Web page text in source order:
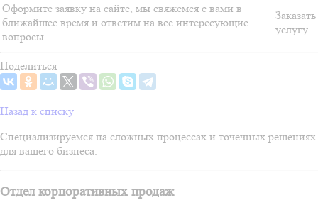
Оформите заявку на сайте, мы свяжемся с вами в
ближайшее время и ответим на все интересующие
вопросы.
Заказать
услугу
Поделиться
Назад к списку
Специализируемся на сложных процессах и точечных решениях
для вашего бизнеса.
Отдел корпоративных продаж